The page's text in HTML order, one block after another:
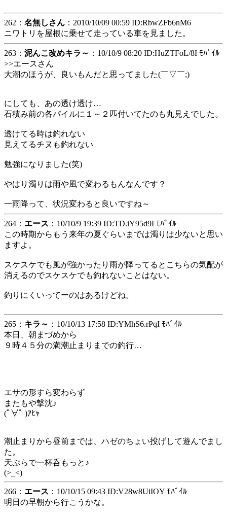
262： 名無しさん ：2010/10/09 00:59 ID:RbwZFb6nM6
ニワトリを屋根に乗せて走っている車を見ました。
263： 泥んこ改めキラ～ ：10/10/9 08:20 ID:HuZTFoL/8I ﾓﾊﾞｲﾙ
>>エースさん
大潮のほうが、良いもんだと思ってました(￣▽￣;)
にしても、あの透け透け…
石積み前の各パイルに１～２匹付いてたのも丸見えでした。
透けてる時は釣れない
見えてるチヌも釣れない
勉強になりました(笑)
やはり濁りは雨や風で変わるもんなんです？
一雨降って、状況変わると良いですね～
264： エース ：10/10/9 19:39 ID:TD.iY95d9I ﾓﾊﾞｲﾙ
この時期からもう来年の夏ぐらいまでは濁りは少ないと思い
ますよ。
スケスケでも風が強かったり雨が降ってるとこちらの気配が
消えるのでスケスケでも釣れないことはない。
釣りにくいってーのはあるけどね。
265： キラ～ ：10/10/13 17:58 ID:YMhS6.rPqI ﾓﾊﾞｲﾙ
本日、朝まづめから
９時４５分の満潮止まりまでの釣行…
エサの形すら変わらず
またもや撃沈♪
(ﾟ∀ﾟ )ｱﾋｬ
潮止まりから昼前までは、ハゼのちょい投げして遊んでまし
た。
天ぷらで一杯呑もっと♪
(>_<)
266： エース ：10/10/15 09:43 ID:V28w8UiIOY ﾓﾊﾞｲﾙ
明日の早朝から行こうかな。